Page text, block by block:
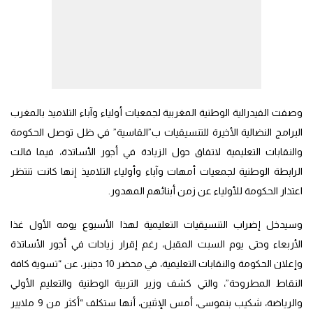
وصفت الفيدرالية الوطنية المغربية لجمعيات أولياء وآباء التلاميذ بالمغرب
البرامج النضالية الأخيرة للتنسيقيات ب”القاسية” في ظل توصل الحكومة
والنقابات التعليمية لاتفاق حول الزيادة في أجور الأساتذة، فيما قالت
الرابطة الوطنية لجمعيات أمهات وآباء وأولياء التلاميذ إنها كانت تنتظر
اعتذار الحكومة للأولياء عن زمن أبنائهم المهدور.
وسيدخل إضراب التنسيقيات التعليمية لهذا الأسبوع يومه الأول غذا
الأربعاء وحتى يوم السبت المقبل، رغم إقرار زيادات في أجور الأساتذة
وإعلان الحكومة والنقابات التعليمية، في محضر 10 دجنبر، عن “تسوية كافة
النقاط المطروحة”، والتي كشف وزير التربية الوطنية والتعليم الأولي
والرياضة، شكيب بنموسى، أمس الإثنين، أنها ستكلف “أكثر من 9 ملايير